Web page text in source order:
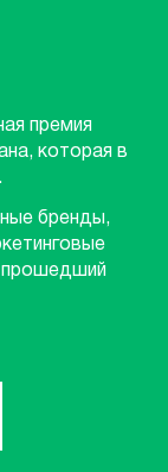
премия
которая в
бренды,
прошедший